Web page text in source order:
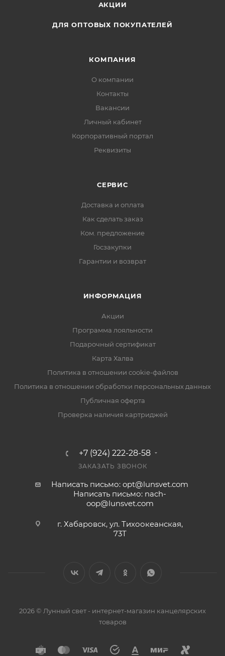
АКЦИИ
ДЛЯ ОПТОВЫХ ПОКУПАТЕЛЕЙ
КОМПАНИЯ
О компании
Контакты
Вакансии
Личный кабинет
Корпоративный портал
Реквизиты
СЕРВИС
Доставка и оплата
Как сделать заказ
Ком. предложение
Госзакупки
Гарантии и возврат
ИНФОРМАЦИЯ
Акции
Программа лояльности
Подарочный сертификат
Карта Халва
Политика в отношении cookie-файлов
Политика в отношении обработки персональных данных
Публичная оферта
Проверка наличия картриджей
+7 (924) 222-28-58
ЗАКАЗАТЬ ЗВОНОК
Написать письмо: opt@lunsvet.com
Написать письмо: nach-
oop@lunsvet.com
г. Хабаровск, ул. Тихоокеанская,
73Т
2026 © Лунный свет - интернет-магазин канцелярских
товаров